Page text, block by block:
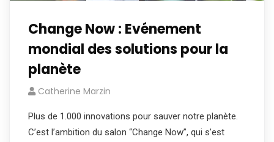
Change Now : Evénement
mondial des solutions pour la
planète
Catherine Marzin
Plus de 1.000 innovations pour sauver notre planète.
C’est l’ambition du salon “Change Now”, qui s’est